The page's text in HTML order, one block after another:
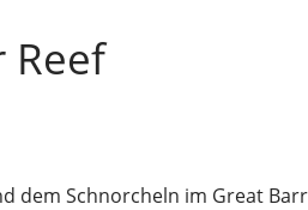
Reef
dem Schnorcheln im Great